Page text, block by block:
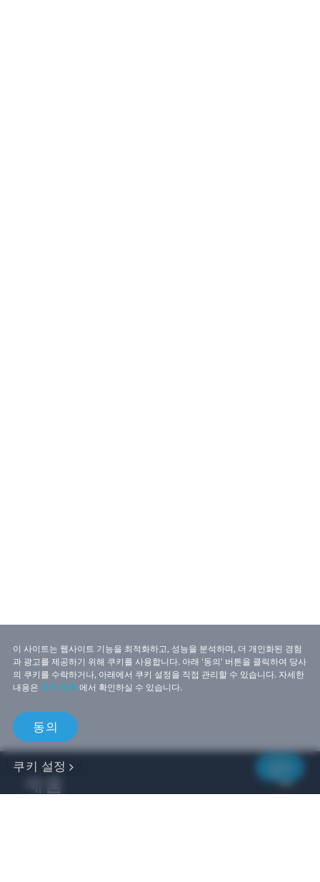
이 사이트는 웹사이트 기능을 최적화하고, 성능을 분석하며, 더 개인화된 경험
과 광고를 제공하기 위해 쿠키를 사용합니다. 아래 '동의' 버튼을 클릭하여 당사
의 쿠키를 수락하거나, 아래에서 쿠키 설정을 직접 관리할 수 있습니다. 자세한
내용은 쿠키 정책 에서 확인하실 수 있습니다.
동의
쿠키 설정
제품